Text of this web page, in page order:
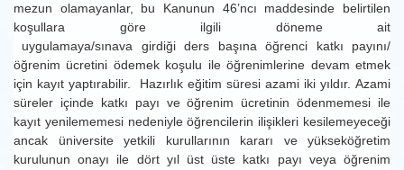
mezun olamayanlar, bu Kanunun 46’ncı maddesinde belirtilen
koşullara göre ilgili döneme ait
uygulamaya/sınava girdiği ders başına öğrenci katkı payını/
öğrenim ücretini ödemek koşulu ile öğrenimlerine devam etmek
için kayıt yaptırabilir. Hazırlık eğitim süresi azami iki yıldır. Azami
süreler içinde katkı payı ve öğrenim ücretinin ödenmemesi ile
kayıt yenilememesi nedeniyle öğrencilerin ilişikleri kesilemeyeceği
ancak üniversite yetkili kurullarının kararı ve yükseköğretim
kurulunun onayı ile dört yıl üst üste katkı payı veya öğrenim